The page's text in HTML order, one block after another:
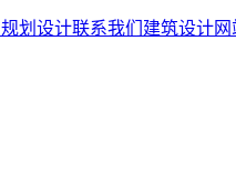
规划设计联系我们 建筑设计